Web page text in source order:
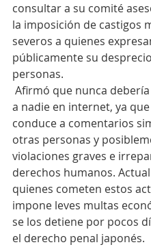
consultar a su comité
la imposición de castigos
severos a quienes
públicamente su
personas.
a nadie en internet, ya
conduce a comentarios
otras personas y
violaciones graves e
derechos humanos.
quienes cometen estos
impone leves multas
se los detiene por pocos
el derecho penal japonés.